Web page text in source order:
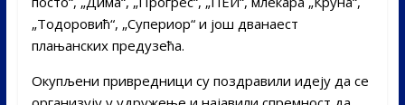
„Тодоровић“, „Супериор“ и још дванаест
плањанских предузећа.
Окупљени привредници су поздравили идеју да се